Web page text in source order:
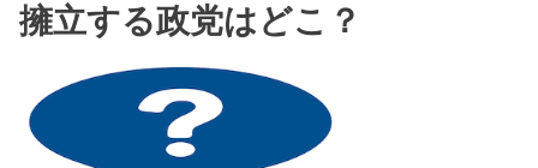
擁立する政党はどこ？